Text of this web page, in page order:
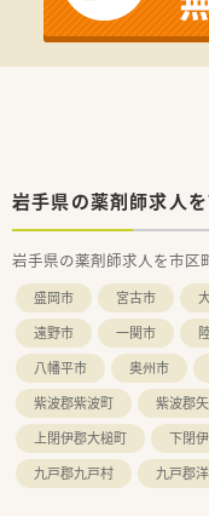
■岩手県内で調剤
定的な薬局経営
■調剤薬局事業だ
■経営者自身も
見を吸い上げや
岩手県の薬剤師求人
岩手県の薬剤師求人を市区
盛岡市 宮古市
遠野市
一関市
八幡平市
奥州市
紫波郡紫波町
紫波郡
上閉伊郡大槌町
下閉
九戸郡九戸村
九戸郡